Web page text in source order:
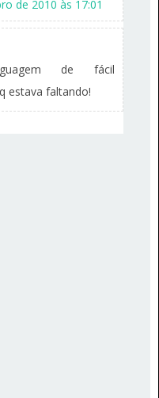
de 2010 às 17:01
de fácil
estava faltando!